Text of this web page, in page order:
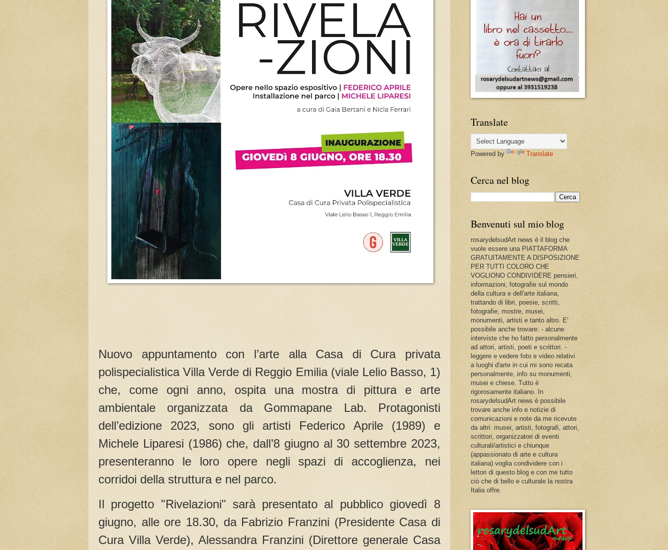
Nuovo appuntamento con l’arte alla Casa di Cura privata
polispecialistica Villa Verde di Reggio Emilia (viale Lelio Basso, 1)
che, come ogni anno, ospita una mostra di pittura e arte
ambientale organizzata da Gommapane Lab. Protagonisti
dell’edizione 2023, sono gli artisti Federico Aprile (1989) e
Michele Liparesi (1986) che, dall’8 giugno al 30 settembre 2023,
presenteranno le loro opere negli spazi di accoglienza, nei
corridoi della struttura e nel parco.
Il progetto "Rivelazioni" sarà presentato al pubblico giovedì 8
giugno, alle ore 18.30, da Fabrizio Franzini (Presidente Casa di
Cura Villa Verde), Alessandra Franzini (Direttore generale Casa
Translate
Powered by Translate
Cerca nel blog
Benvenuti sul mio blog
rosarydelsudArt news è il blog che
vuole essere una PIATTAFORMA
GRATUITAMENTE A DISPOSIZIONE
PER TUTTI COLORO CHE
VOGLIONO CONDIVIDERE pensieri,
informazioni, fotografie sul mondo
della cultura e dell'arte italiana,
trattando di libri, poesie, scritti,
fotografie, mostre, musei,
monumenti, artisti e tanto altro. E'
possibile anche trovare: - alcune
interviste che ho fatto personalmente
ad attori, artisti, poeti e scrittori. -
leggere e vedere foto e video relativi
a luoghi d'arte in cui mi sono recata
personalmente, info su monumenti,
musei e chiese. Tutto è
rigorosamente italiano. In
rosarydelsudArt news è possibile
trovare anche info e notizie di
comunicazioni e note da me ricevute
da altri: musei, artisti, fotografi, attori,
scrittori, organizzatori di eventi
culturali/artistici e chiunque
(appassionato di arte e cultura
italiana) voglia condividere con i
lettori di questo blog e con me tutto
ciò che di bello e culturale la nostra
Italia offre.